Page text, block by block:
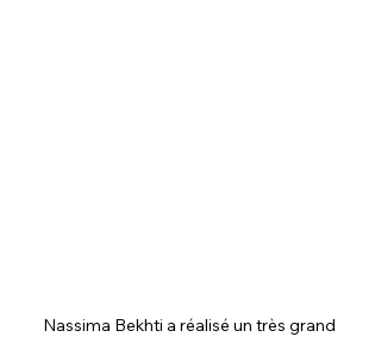
Nassima Bekhti a réalisé un très grand